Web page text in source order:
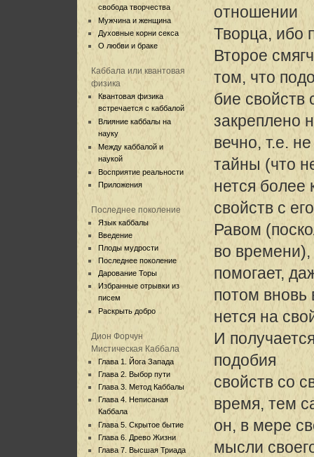
свобода творчества
Мужчина и женщина
Духовные корни секса
О любви и браке
Каббала или квантовая
физика
Квантовая физика
встречается с каббалой
Влияние каббалы на
науку
Между каббалой и
наукой
Восприятие реальности
Приложения
Последнее поколение
Язык каббалы
Введение
Плоды мудрости
Последнее поколение
Дарование Торы
Избранные отрывки из
писем
Раскрыть добро
Дион Форчун
Мистическая Каббала
Глава 1. Йога Запада
Глава 2. Выбор пути
Глава 3. Метод Каббалы
Глава 4. Неписаная
Каббала
Глава 5. Скрытое бытие
Глава 6. Древо Жизни
Глава 7. Высшая Триада
отношении
Творца, ибо
Второе
том, что
бие свойств
закреплено
вечно, т.е.
тайны (что
нется более
свойств с его
Равом
во времени),
помогает,
потом вновь
нется на
И
подобия
свойств со
время, тем
он, в мере
мысли